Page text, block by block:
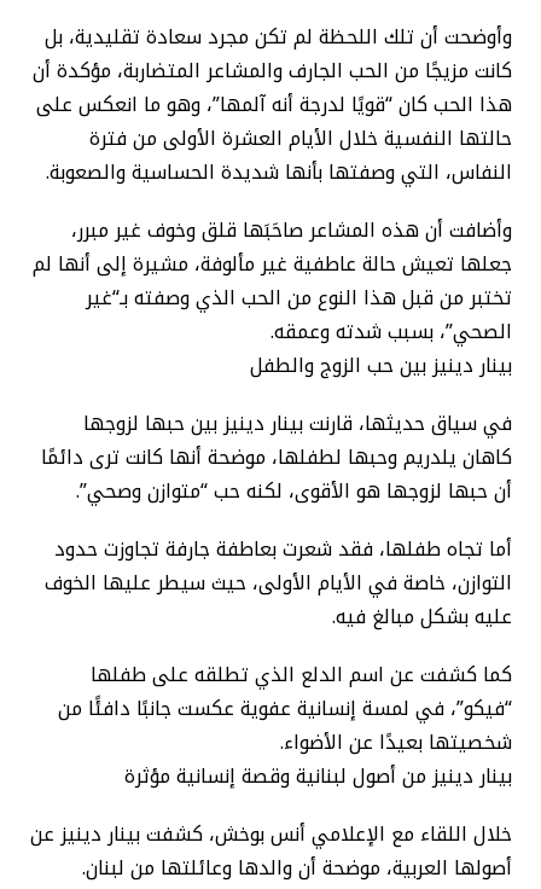
وأوضحت أن تلك اللحظة لم تكن مجرد سعادة تقليدية، بل
كانت مزيجًا من الحب الجارف والمشاعر المتضاربة، مؤكدة أن
هذا الحب كان “قويًا لدرجة أنه آلمها”، وهو ما انعكس على
حالتها النفسية خلال الأيام العشرة الأولى من فترة
النفاس، التي وصفتها بأنها شديدة الحساسية والصعوبة.
وأضافت أن هذه المشاعر صاحَبَها قلق وخوف غير مبرر،
جعلها تعيش حالة عاطفية غير مألوفة، مشيرة إلى أنها لم
تختبر من قبل هذا النوع من الحب الذي وصفته بـ“غير
الصحي”، بسبب شدته وعمقه.
بينار دينيز بين حب الزوج والطفل
في سياق حديثها، قارنت بينار دينيز بين حبها لزوجها
كاهان يلدريم وحبها لطفلها، موضحة أنها كانت ترى دائمًا
أن حبها لزوجها هو الأقوى، لكنه حب “متوازن وصحي”.
أما تجاه طفلها، فقد شعرت بعاطفة جارفة تجاوزت حدود
التوازن، خاصة في الأيام الأولى، حيث سيطر عليها الخوف
عليه بشكل مبالغ فيه.
كما كشفت عن اسم الدلع الذي تطلقه على طفلها
“فيكو”، في لمسة إنسانية عفوية عكست جانبًا دافئًا من
شخصيتها بعيدًا عن الأضواء.
بينار دينيز من أصول لبنانية وقصة إنسانية مؤثرة
خلال اللقاء مع الإعلامي أنس بوخش، كشفت بينار دينيز عن
أصولها العربية، موضحة أن والدها وعائلتها من لبنان.